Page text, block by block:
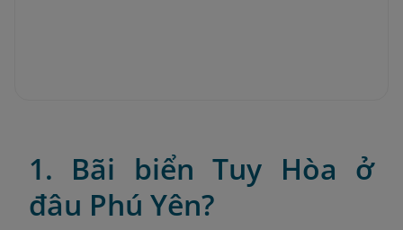
1. Bãi biển Tuy Hòa ở
đâu Phú Yên?